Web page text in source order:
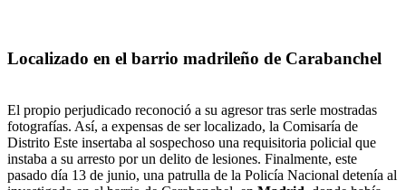
Localizado en el barrio madrileño de Carabanchel
El propio perjudicado reconoció a su agresor tras serle mostradas
fotografías. Así, a expensas de ser localizado, la Comisaría de
Distrito Este insertaba al sospechoso una requisitoria policial que
instaba a su arresto por un delito de lesiones. Finalmente, este
pasado día 13 de junio, una patrulla de la Policía Nacional detenía al